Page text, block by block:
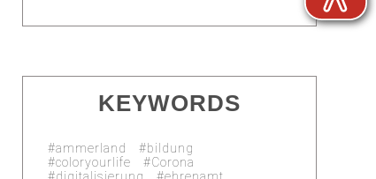
KEYWORDS
ammerland
bildung
coloryourlife
Corona
digitalisierung
ehrenamt